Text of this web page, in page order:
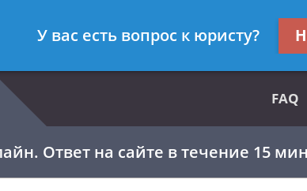
уголовным делам
FAQ
Ответ на сайте в течение 15
У вас есть вопрос к юристу?